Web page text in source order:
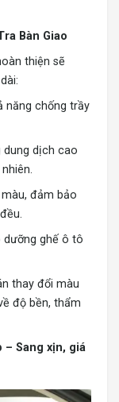
Bàn Giao
thiện sẽ
năng chống trầy
dung dịch cao
đảm bảo
dưỡng ghế ô tô
thay đổi màu
độ bền, thẩm
– Sang xịn, giá